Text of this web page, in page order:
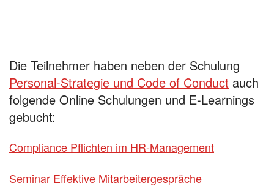
Die Teilnehmer haben neben der Schulung
Personal-Strategie und Code of Conduct auch
folgende Online Schulungen und E-Learnings
gebucht:
Compliance Pflichten im HR-Management
Seminar Effektive Mitarbeitergespräche